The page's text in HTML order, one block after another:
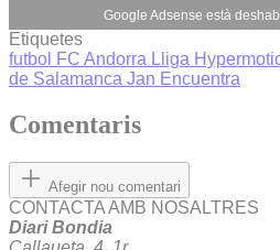
Google Adsense està
Etiquetes
futbol FC Andorra Lliga
de Salamanca Jan Encuentra
Comentaris
Afegir nou comentari
CONTACTA AMB NOSALTRES
Diari Bondia